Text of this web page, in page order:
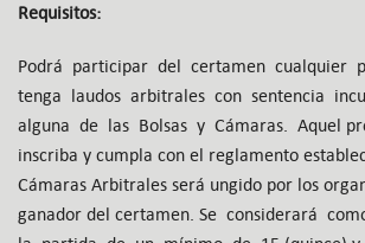
Requisitos:
Podrá participar del certamen cualquier
tenga laudos arbitrales con sentencia
alguna de las Bolsas y Cámaras. Aquel
inscriba y cumpla con el reglamento
Cámaras Arbitrales será ungido por los
ganador del certamen. Se considerará